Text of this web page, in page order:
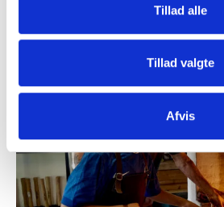
Tillad alle
Tillad valgte
Afvis
Se mere